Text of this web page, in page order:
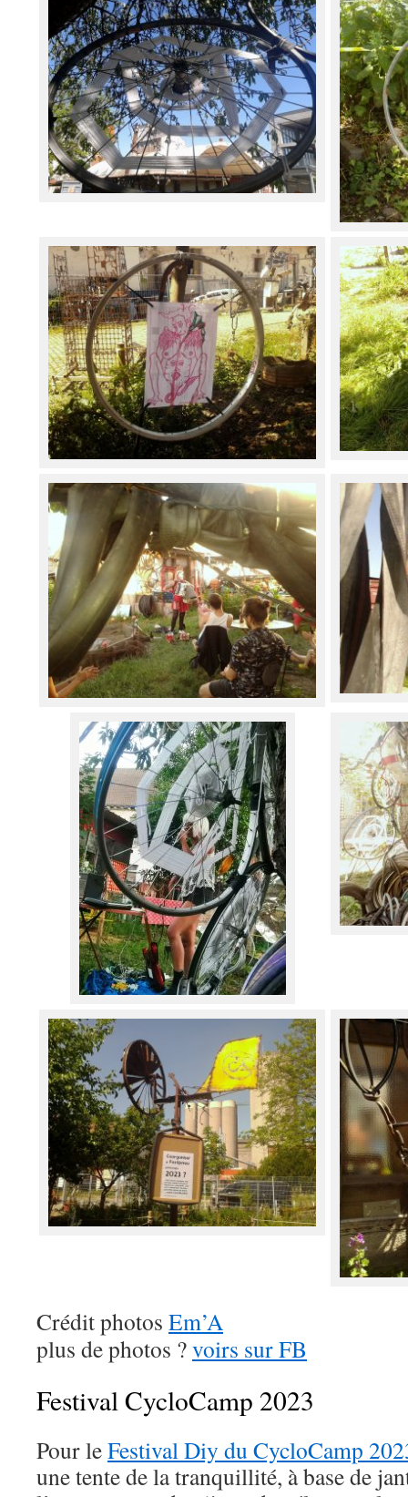
Crédit photos Em’A
plus de photos ?voirs sur FB
Festival CycloCamp 2023
Pour leFestival Diy du CycloCamp
une tente de la tranquillité, à base de